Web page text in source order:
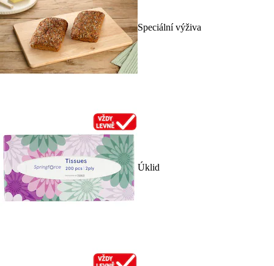
Speciální výživa
Úklid